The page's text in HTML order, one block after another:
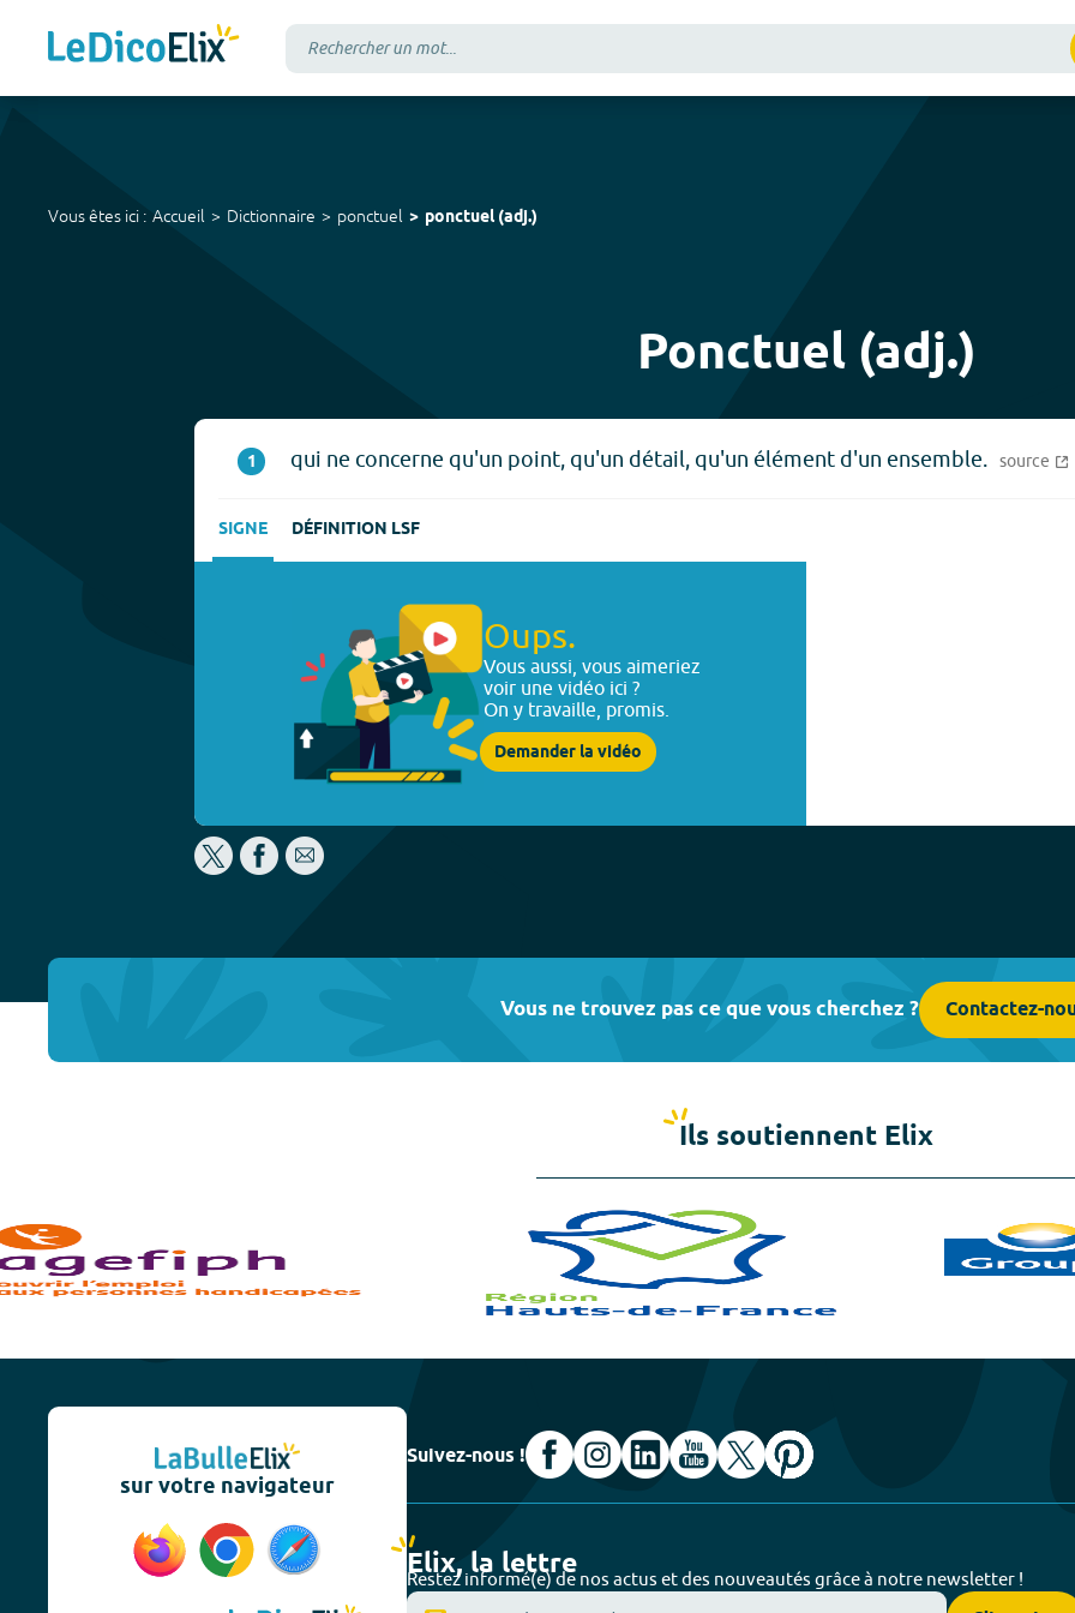
Vous êtes ici : Accueil Dictionnaire ponctuel ponctuel(adj.)
Ponctuel (adj.)
1 qui ne concerne qu'un point, qu'un détail, qu'un élément d'un ensemble. source
SIGNE DÉFINITION LSF
Oups.
Vous aussi, vous aimeriez
voir une vidéo ici ?
On y travaille, promis.
Demander la vidéo
Vous ne trouvez pas ce que vous cherchez ? Contactez-
Ils soutiennent Elix
sur votre navigateur
Suivez-nous !
Elix, la lettre
Restez informé(e) de nos actus et des nouveautés grâce à notre newsletter !